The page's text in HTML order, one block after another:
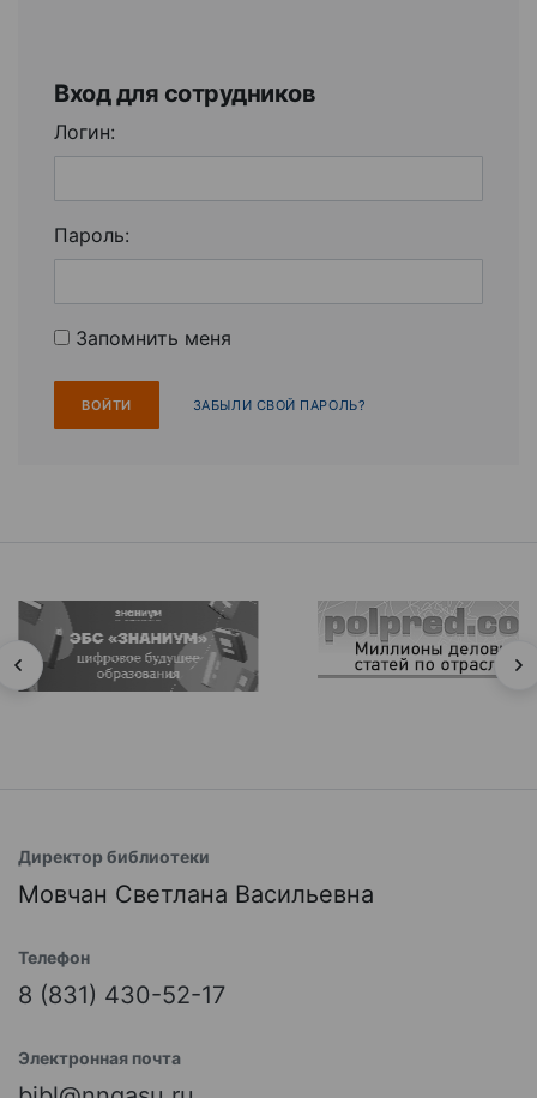
Вход для сотрудников
Логин:
Пароль:
Запомнить меня
ЗАБЫЛИ СВОЙ ПАРОЛЬ?
Директор библиотеки
Мовчан Светлана Васильевна
Телефон
8 (831) 430-52-17
Электронная почта